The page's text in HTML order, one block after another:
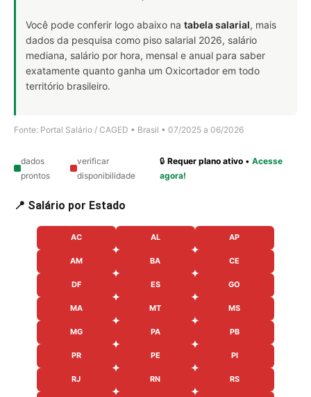
Você pode conferir logo abaixo na tabela salarial, mais
dados da pesquisa como piso salarial 2026, salário
mediana, salário por hora, mensal e anual para saber
exatamente quanto ganha um Oxicortador em todo
território brasileiro.
Fonte: Portal Salário / CAGED • Brasil • 07/2025 a 06/2026
dados
prontos
verificar
disponibilidade
🔒Requer plano ativo •Acesse
agora!
📍 Salário por Estado
AC AL AP
AM BA CE
DF ES GO
MA MT MS
MG PA PB
PR PE PI
RJ RN RS